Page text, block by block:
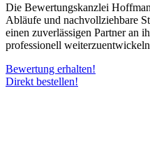
Die Bewertungskanzlei
Abläufe und nachvollziehbare
einen zuverlässigen Partner an
professionell
Bewertung erhalten!
Direkt bestellen!